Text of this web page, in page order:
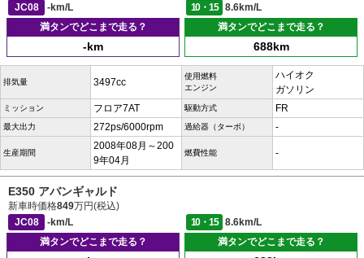
JC08
-km/L 10・15
8.6km/L
満タンでどこまで走る？
-km
満タンでどこまで走る？
688km
排気量 3497cc
使用燃料
エンジン
ハイオク
ガソリン
ミッション フロア7AT 駆動方式 FR
最大出力 272ps/6000rpm 過給器（ターボ） -
生産期間
2008年08月～200
9年04月
燃費性能 -
E350 アバンギャルド
新車時価格849万円(税込)
JC08
-km/L 10・15
8.6km/L
満タンでどこまで走る？
満タンでどこまで走る？